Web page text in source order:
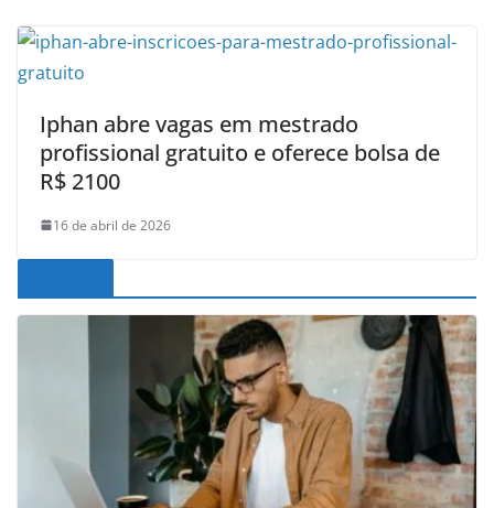
Iphan abre vagas em mestrado
profissional gratuito e oferece bolsa de
R$ 2100
16 de abril de 2026